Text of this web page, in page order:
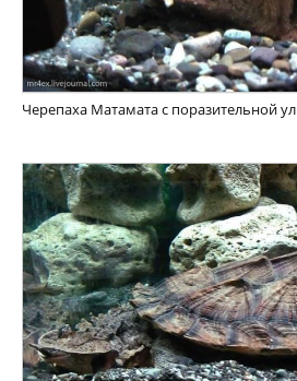
Черепаха Матамата с поразительной